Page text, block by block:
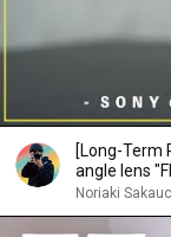
[Long-Term
angle lens
Noriaki